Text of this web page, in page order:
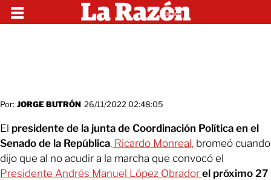
Por: JORGE BUTRÓN 26/11/2022 02:48:05
El presidente de la junta de Coordinación Política en el
Senado de la República, Ricardo Monreal, bromeó cuando
dijo que al no acudir a la marcha que convocó el
Presidente Andrés Manuel López Obrador el próximo 27